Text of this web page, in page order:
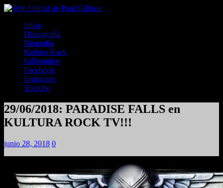
Inicio
Discografía
Biografía
Kultura Rock
Gillmanfest
Facebook
Instagram
Youtube
29/06/2018: PARADISE FALLS en
KULTURA ROCK TV!!!
junio 28, 2018 0